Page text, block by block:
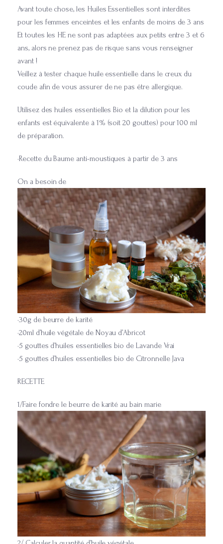
Avant toute chose, les Huiles Essentielles sont interdites
pour les femmes enceintes et les enfants de moins de 3 ans
Et toutes les HE ne sont pas adaptées aux petits entre 3 et 6
ans, alors ne prenez pas de risque sans vous renseigner
avant !
Veillez à tester chaque huile essentielle dans le creux du
coude afin de vous assurer de ne pas être allergique.
Utilisez des huiles essentielles Bio et la dilution pour les
enfants est équivalente à 1% (soit 20 gouttes) pour 100 ml
de préparation.
•Recette du Baume anti-moustiques à partir de 3 ans
On a besoin de
•30g de beurre de karité
•20ml d’huile végétale de Noyau d’Abricot
•5 gouttes d’huiles essentielles bio de Lavande Vrai
•5 gouttes d’huiles essentielles bio de Citronnelle Java
RECETTE
1/Faire fondre le beurre de karité au bain marie